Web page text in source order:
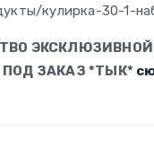
кулирка-30-1-
ЭКСКЛЮЗИВНОЙ
ЗАКАЗ *ТЫК*